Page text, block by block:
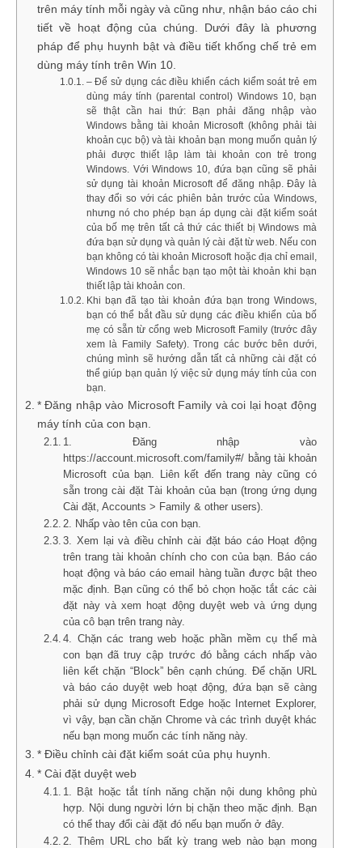
trên máy tính mỗi ngày và cũng như, nhận báo cáo chi
tiết về hoạt động của chúng. Dưới đây là phương
pháp để phụ huynh bật và điều tiết khống chế trẻ em
dùng máy tính trên Win 10.
– Để sử dụng các điều khiển cách kiểm soát trẻ em
dùng máy tính (parental control) Windows 10, bạn
sẽ thật cần hai thứ: Bạn phải đăng nhập vào
Windows bằng tài khoản Microsoft (không phải tài
khoản cục bộ) và tài khoản bạn mong muốn quản lý
phải được thiết lập làm tài khoản con trẻ trong
Windows. Với Windows 10, đứa bạn cũng sẽ phải
sử dụng tài khoản Microsoft để đăng nhập. Đây là
thay đổi so với các phiên bản trước của Windows,
nhưng nó cho phép bạn áp dụng cài đặt kiểm soát
của bố mẹ trên tất cả thứ các thiết bị Windows mà
đứa bạn sử dụng và quản lý cài đặt từ web. Nếu con
bạn không có tài khoản Microsoft hoặc địa chỉ email,
Windows 10 sẽ nhắc bạn tạo một tài khoản khi bạn
thiết lập tài khoản con.
Khi bạn đã tạo tài khoản đứa bạn trong Windows,
bạn có thể bắt đầu sử dụng các điều khiển của bố
mẹ có sẵn từ cổng web Microsoft Family (trước đây
xem là Family Safety). Trong các bước bên dưới,
chúng mình sẽ hướng dẫn tất cả những cài đặt có
thể giúp bạn quản lý việc sử dụng máy tính của con
bạn.
* Đăng nhập vào Microsoft Family và coi lại hoạt động
máy tính của con bạn.
1. Đăng nhập vào
https://account.microsoft.com/family#/ bằng tài khoản
Microsoft của bạn. Liên kết đến trang này cũng có
sẵn trong cài đặt Tài khoản của bạn (trong ứng dụng
Cài đặt, Accounts > Family & other users).
2. Nhấp vào tên của con bạn.
3. Xem lại và điều chỉnh cài đặt báo cáo Hoạt động
trên trang tài khoản chính cho con của bạn. Báo cáo
hoạt động và báo cáo email hàng tuần được bật theo
mặc định. Bạn cũng có thể bỏ chọn hoặc tắt các cài
đặt này và xem hoạt động duyệt web và ứng dụng
của cô bạn trên trang này.
4. Chặn các trang web hoặc phần mềm cụ thể mà
con bạn đã truy cập trước đó bằng cách nhấp vào
liên kết chặn “Block” bên cạnh chúng. Để chặn URL
và báo cáo duyệt web hoạt động, đứa bạn sẽ càng
phải sử dụng Microsoft Edge hoặc Internet Explorer,
vì vậy, bạn cần chặn Chrome và các trình duyệt khác
nếu bạn mong muốn các tính năng này.
* Điều chỉnh cài đặt kiểm soát của phụ huynh.
* Cài đặt duyệt web
1. Bật hoặc tắt tính năng chặn nội dung không phù
hợp. Nội dung người lớn bị chặn theo mặc định. Bạn
có thể thay đổi cài đặt đó nếu bạn muốn ở đây.
2. Thêm URL cho bất kỳ trang web nào bạn mong